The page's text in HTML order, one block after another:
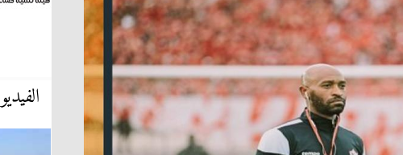
الفيديو